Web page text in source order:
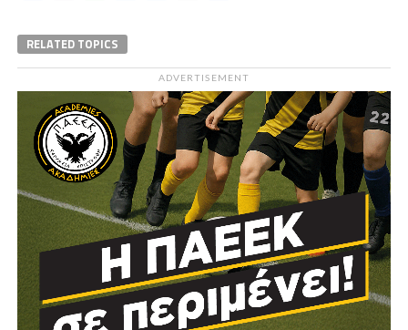
RELATED TOPICS
ADVERTISEMENT